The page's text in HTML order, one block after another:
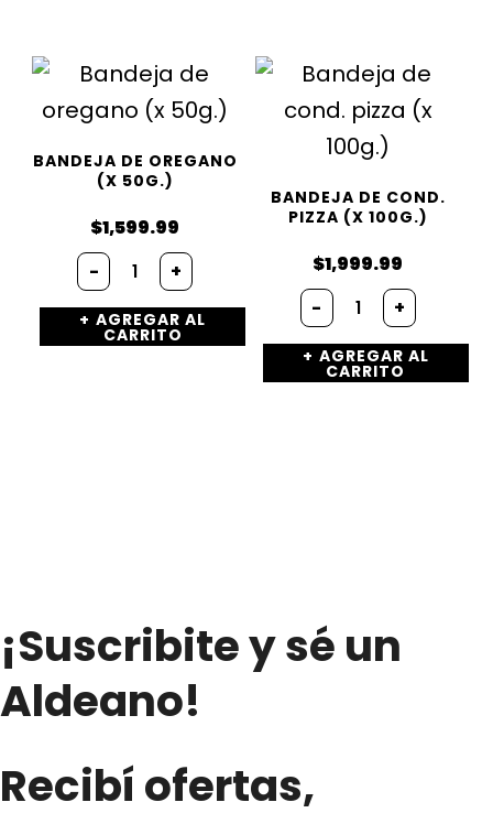
BANDEJA DE OREGANO
(X 50G.)
$1,599.99
- Bandeja
de
oregano
(x
50g.)
+
AGREGAR AL
CARRITO
BANDEJA DE COND.
PIZZA (X 100G.)
$1,999.99
- Bandeja
de
cond.
pizza
(x
+
AGREGAR AL
CARRITO
¡Suscribite y sé un
Aldeano!
Recibí ofertas,